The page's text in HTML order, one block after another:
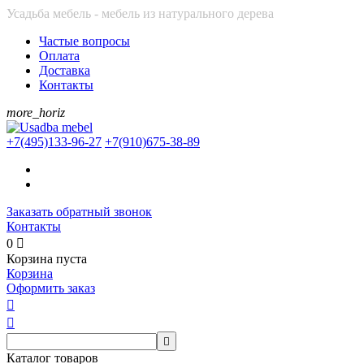
Усадьба мебель - мебель из натурального дерева
Частые вопросы
Оплата
Доставка
Контакты
more_horiz
+7(495)133-96-27 +7(910)675-38-89
Заказать обратный звонок
Контакты
0 
Корзина пуста
Корзина
Оформить заказ



Каталог товаров